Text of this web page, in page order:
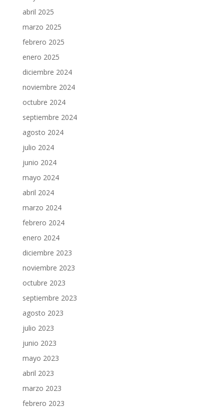
abril 2025
marzo 2025
febrero 2025
enero 2025
diciembre 2024
noviembre 2024
octubre 2024
septiembre 2024
agosto 2024
julio 2024
junio 2024
mayo 2024
abril 2024
marzo 2024
febrero 2024
enero 2024
diciembre 2023
noviembre 2023
octubre 2023
septiembre 2023
agosto 2023
julio 2023
junio 2023
mayo 2023
abril 2023
marzo 2023
febrero 2023